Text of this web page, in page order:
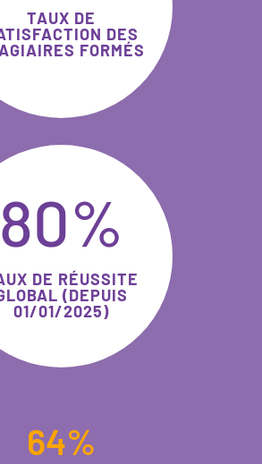
TAUX DE
DES
FORMÉS
80%
DE RÉUSSITE
(DEPUIS
01/01/2025)
64%